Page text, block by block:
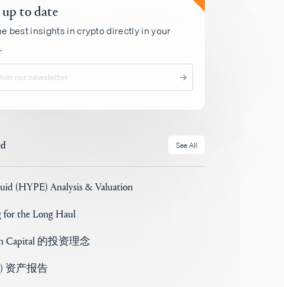
to date
best insights in crypto directly in your
See All
(HYPE) Analysis & Valuation
for the Long Haul
Capital 的投资理念
资产报告